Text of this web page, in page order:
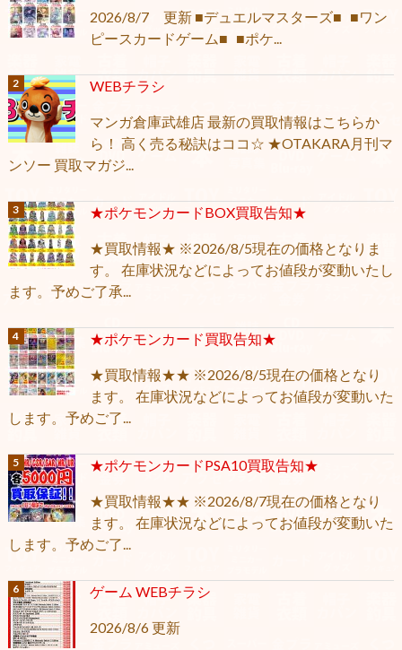
2026/8/7 更新 ■デュエルマスターズ■ ■ワン
ピースカードゲーム■ ■ポケ...
WEBチラシ
マンガ倉庫武雄店 最新の買取情報はこちらか
ら！ 高く売る秘訣はココ☆ ★OTAKARA月刊マ
ンソー 買取マガジ...
★ポケモンカードBOX買取告知★
★買取情報★ ※2026/8/5現在の価格となりま
す。 在庫状況などによってお値段が変動いたし
ます。予めご了承...
★ポケモンカード買取告知★
★買取情報★★ ※2026/8/5現在の価格となり
ます。 在庫状況などによってお値段が変動いた
します。予めご了...
★ポケモンカードPSA10買取告知★
★買取情報★★ ※2026/8/7現在の価格となり
ます。 在庫状況などによってお値段が変動いた
します。予めご了...
ゲーム WEBチラシ
2026/8/6 更新